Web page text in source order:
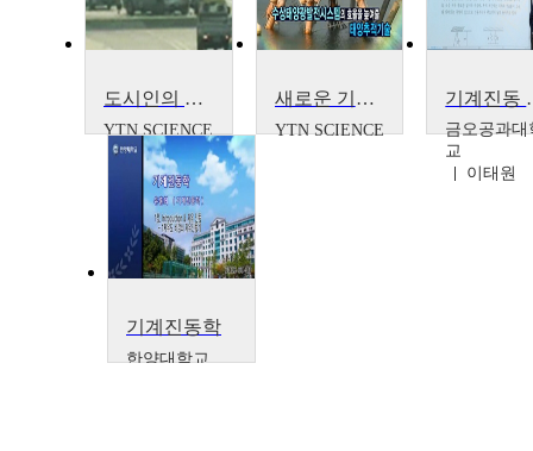
도시인의 스트레스, 도로 교통 소음
YTN SCIENCE
새로운 기술, 아이디어가 힘이다 - 저소음·저진동 바퀴기술·추적식 수상태양광발전시스템
YTN SCIENCE
기계
금오공과대
교
이태원
기계진동학
한양대학교